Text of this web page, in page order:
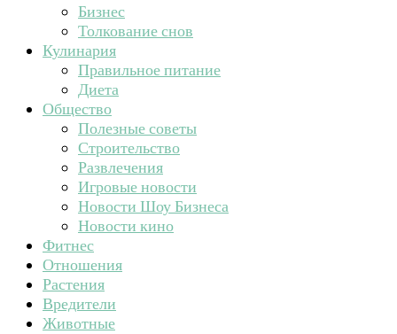
Бизнес
Толкование снов
Кулинария
Правильное питание
Диета
Общество
Полезные советы
Строительство
Развлечения
Игровые новости
Новости Шоу Бизнеса
Новости кино
Фитнес
Отношения
Растения
Вредители
Животные